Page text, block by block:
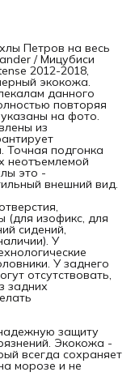
Петров на весь
/ Мицубиси
2012-2018,
экокожа.
данного
повторяя
на фото.
из
Точная подгонка
неотъемлемой
это -
внешний вид.
(для изофикс, для
сидений,
У
У заднего
отсутствовать,
задних
защиту
Экокожа -
всегда сохраняет
морозе и не